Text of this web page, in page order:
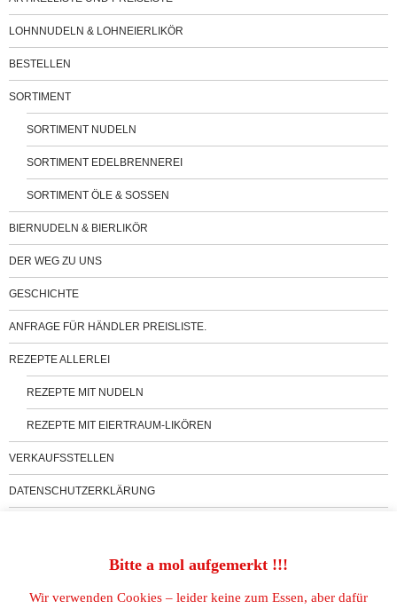
LOHNNUDELN & LOHNEIERLIKÖR
BESTELLEN
SORTIMENT
SORTIMENT NUDELN
SORTIMENT EDELBRENNEREI
SORTIMENT ÖLE & SOSSEN
BIERNUDELN & BIERLIKÖR
DER WEG ZU UNS
GESCHICHTE
ANFRAGE FÜR HÄNDLER PREISLISTE.
REZEPTE ALLERLEI
REZEPTE MIT NUDELN
REZEPTE MIT EIERTRAUM-LIKÖREN
VERKAUFSSTELLEN
DATENSCHUTZERKLÄRUNG
COOKIE-RICHTLINIE (EU)Bitte a mol aufgemerkt !!!
Wir verwenden Cookies – leider keine zum Essen, aber dafür